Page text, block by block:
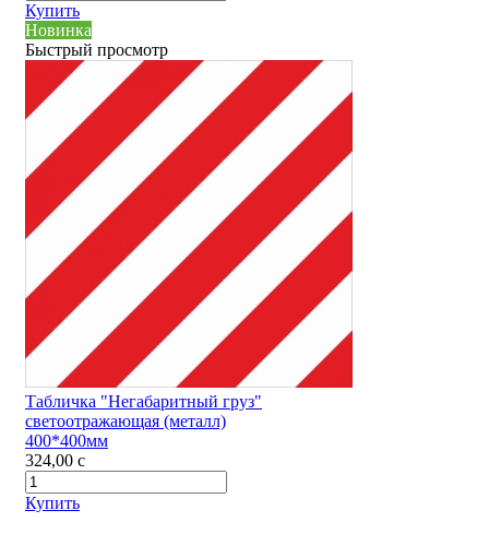
Купить
Новинка
Быстрый просмотр
Табличка "Негабаритный груз"
светоотражающая (металл)
400*400мм
324,00 c
Купить